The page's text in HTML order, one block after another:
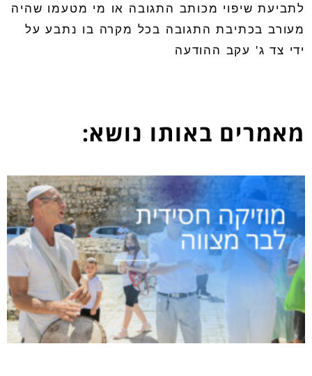
לתביעת שיפוי מכותב התגובה או מי מטעמו שהיה
מעורב בכתיבת התגובה בכל מקרה בו נתבע על
ידי צד ג' עקב ההודעה
מאמרים באותו נושא: